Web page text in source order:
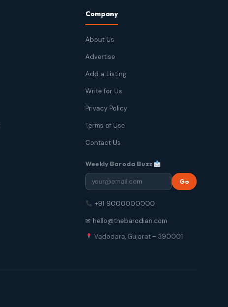
Company
About Us
Advertise
Add a Listing
Write for Us
Privacy Policy
Terms of Use
Contact Us
Weekly Baroda Buzz
Go
+91 9000000000
✉ hello@thebarodian.com
Vadodara, Gujarat – 390001